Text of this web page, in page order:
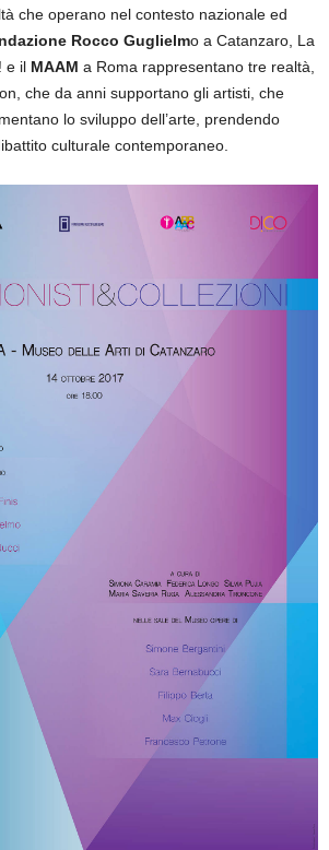
che operano nel contesto nazionale ed
Rocco Guglielmo a Catanzaro, La
! e il MAAM a Roma rappresentano tre realtà,
che da anni supportano gli artisti, che
lo sviluppo dell’arte, prendendo
culturale contemporaneo.